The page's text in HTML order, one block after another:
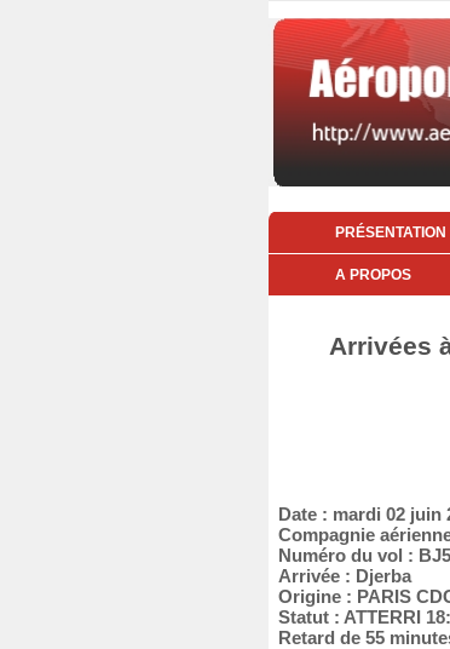
PRÉSENTATION
A PROPOS
Arrivées
Date : mardi 02 juin
Compagnie
Numéro du vol :
Arrivée : Djerba
Origine : PARIS
Statut : ATTERRI
Retard de 55